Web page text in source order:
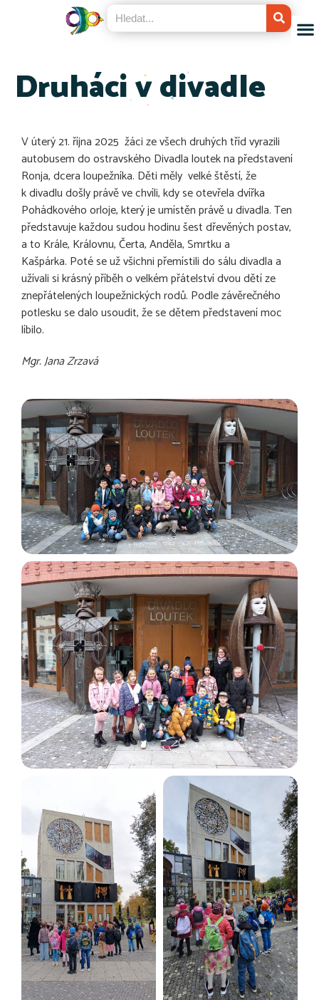
Druháci v divadle
V úterý 21. října 2025 žáci ze všech druhých tříd vyrazili
autobusem do ostravského Divadla loutek na představení
Ronja, dcera loupežníka. Děti měly velké štěstí, že
k divadlu došly právě ve chvíli, kdy se otevřela dvířka
Pohádkového orloje, který je umístěn právě u divadla. Ten
představuje každou sudou hodinu šest dřevěných postav,
a to Krále, Královnu, Čerta, Anděla, Smrtku a
Kašpárka. Poté se už všichni přemístili do sálu divadla a
užívali si krásný příběh o velkém přátelství dvou dětí ze
znepřátelených loupežnických rodů. Podle závěrečného
potlesku se dalo usoudit, že se dětem představení moc
líbilo.
Mgr. Jana Zrzavá